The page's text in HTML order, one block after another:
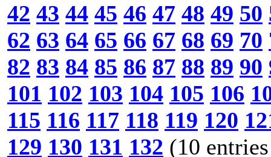
42 43 44 45 46 47 48 49 50
62 63 64 65 66 67 68 69 70
82 83 84 85 86 87 88 89 90
101 102 103 104 105 106
115 116 117 118 119 120
129 130 131 132 (10